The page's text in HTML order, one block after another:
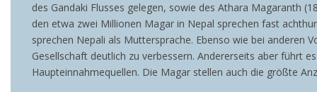
des Gandaki Flusses gelegen, sowie des Athara Magaranth
den etwa zwei Millionen Magar in Nepal sprechen fast
sprechen Nepali als Muttersprache. Ebenso wie bei anderen
Gesellschaft deutlich zu verbessern. Andererseits aber führt
Haupteinnahmequellen. Die Magar stellen auch die größte